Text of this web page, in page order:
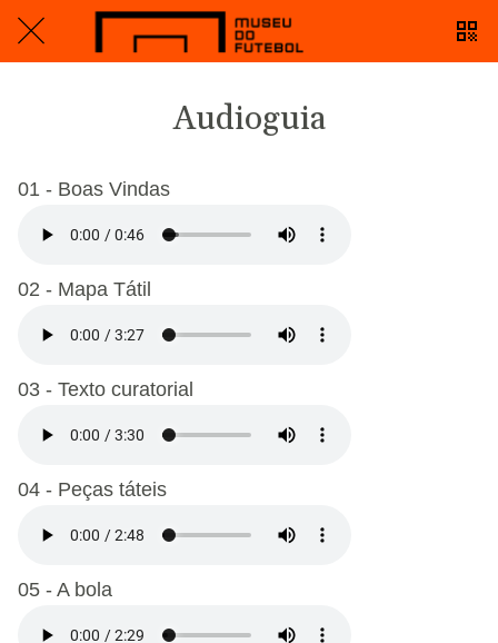
Audioguia
01 - Boas Vindas
02 - Mapa Tátil
03 - Texto curatorial
04 - Peças táteis
05 - A bola